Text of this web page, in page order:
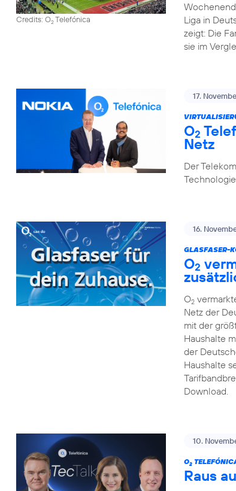
Credits: O2Telefónica
Liga in
zeigt: Die
sie im
17.
O2
Netz
Der
16.
GLASFASER-
O2
O2
Netz der
mit der
Haushalte
der
Haushalte
Download.
10.
O2
Raus